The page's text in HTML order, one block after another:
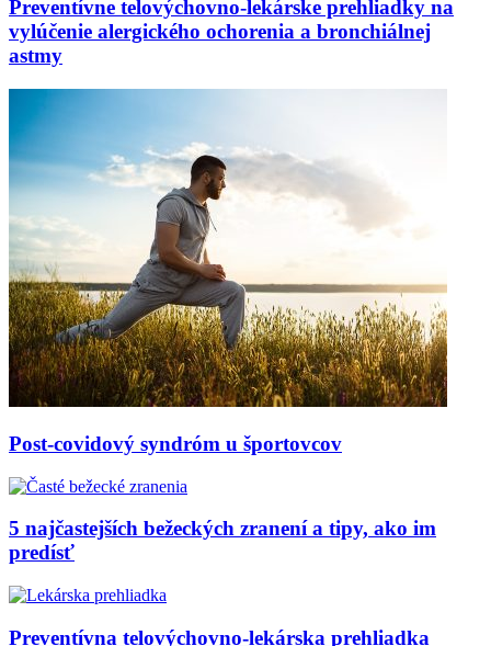
Preventívne telovýchovno-lekárske prehliadky na
vylúčenie alergického ochorenia a bronchiálnej
astmy
Post-covidový syndróm u športovcov
5 najčastejších bežeckých zranení a tipy, ako im
predísť
Preventívna telovýchovno-lekárska prehliadka